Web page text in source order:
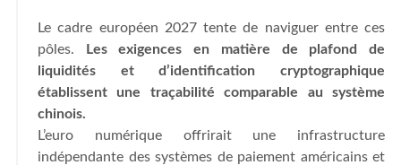
Le cadre européen 2027 tente de naviguer entre ces
pôles.
Les exigences en matière de plafond de
liquidités et d’identification cryptographique
établissent une traçabilité comparable au système
chinois.
L’euro numérique offrirait une infrastructure
indépendante des systèmes de paiement américains et